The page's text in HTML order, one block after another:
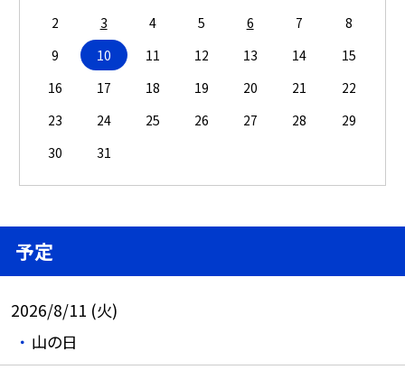
2
3 4 5 6 7
8
9
10 11 12 13 14
15
16
17 18 19 20 21
22
23
24 25 26 27 28
29
30
31
予定
2026/8/11 (火)
山の日